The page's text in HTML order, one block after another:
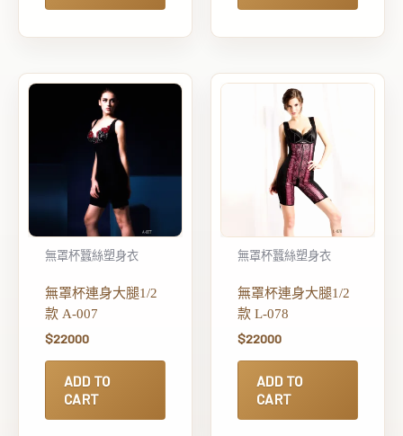
無罩杯蠶絲塑身衣
無罩杯連身大腿1/2
款 A-007
$22000
ADD TO
CART
無罩杯蠶絲塑身衣
無罩杯連身大腿1/2
款 L-078
$22000
ADD TO
CART